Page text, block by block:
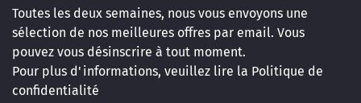
Toutes les deux semaines, nous vous envoyons une
sélection de nos meilleures offres par email. Vous
pouvez vous désinscrire à tout moment.
Pour plus d'informations, veuillez lire la Politique de
confidentialité